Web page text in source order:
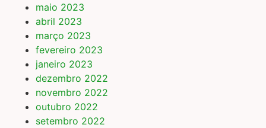
maio 2023
abril 2023
março 2023
fevereiro 2023
janeiro 2023
dezembro 2022
novembro 2022
outubro 2022
setembro 2022